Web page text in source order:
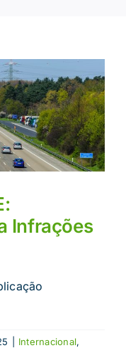
Infrações
Internacional,